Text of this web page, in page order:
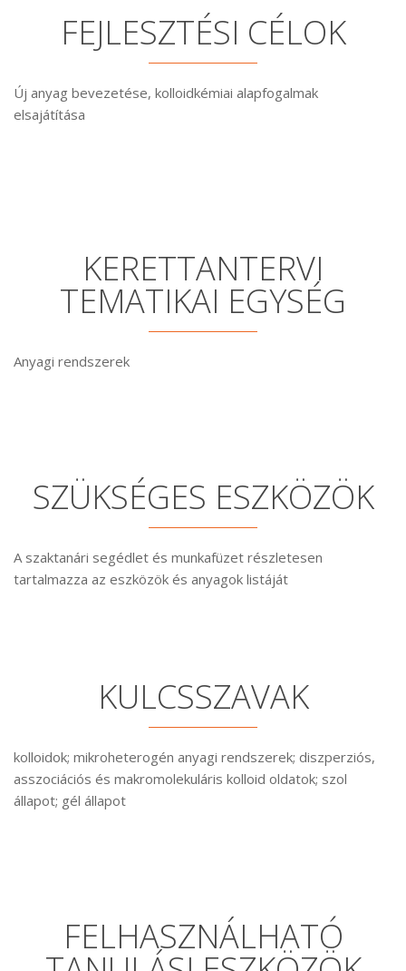
FEJLESZTÉSI CÉLOK
Új anyag bevezetése, kolloidkémiai alapfogalmak
elsajátítása
KERETTANTERVI
TEMATIKAI EGYSÉG
Anyagi rendszerek
SZÜKSÉGES ESZKÖZÖK
A szaktanári segédlet és munkafüzet részletesen
tartalmazza az eszközök és anyagok listáját
KULCSSZAVAK
kolloidok; mikroheterogén anyagi rendszerek; diszperziós,
asszociációs és makromolekuláris kolloid oldatok; szol
állapot; gél állapot
FELHASZNÁLHATÓ